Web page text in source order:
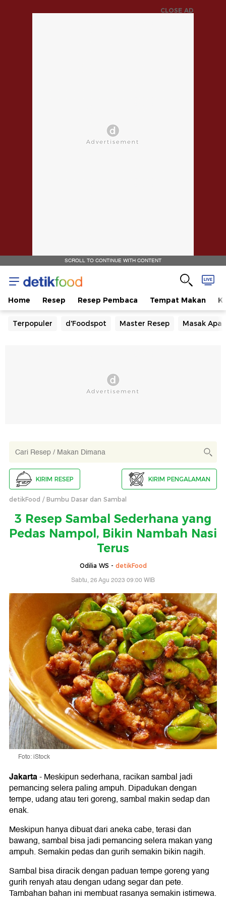
CLOSE AD
SCROLL TO CONTINUE WITH CONTENT
Home Resep Resep Pembaca Tempat Makan
Terpopuler d'Foodspot Master Resep Masak Apa
KIRIM RESEP KIRIM PENGALAMAN
detikFood Bumbu Dasar dan Sambal
3 Resep Sambal Sederhana yang
Pedas Nampol, Bikin Nambah Nasi
Terus
Odilia WS - detikFood
Sabtu, 26 Agu 2023 09:00 WIB
Foto: iStock
Jakarta-Meskipun sederhana, racikan sambal jadi
pemancing selera paling ampuh. Dipadukan dengan
tempe, udang atau teri goreng, sambal makin sedap dan
enak.
Meskipun hanya dibuat dari aneka cabe, terasi dan
bawang, sambal bisa jadi pemancing selera makan yang
ampuh. Semakin pedas dan gurih semakin bikin nagih.
Sambal bisa diracik dengan paduan tempe goreng yang
gurih renyah atau dengan udang segar dan pete.
Tambahan bahan ini membuat rasanya semakin istimewa.